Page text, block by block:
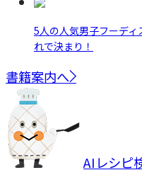
5人の人気男子フーデ
れで決まり！
書籍案内へ
AIレシピ